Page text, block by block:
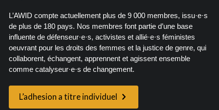
L’AWID compte actuellement plus de 9 000 membres, issu·e·s
de plus de 180 pays. Nos membres font partie d’une base
influente de défenseur·e·s, activistes et allié·e·s féministes
oeuvrant pour les droits des femmes et la justice de genre, qui
collaborent, échangent, apprennent et agissent ensemble
comme catalyseur·e·s de changement.
L’adhesion a titre individuel